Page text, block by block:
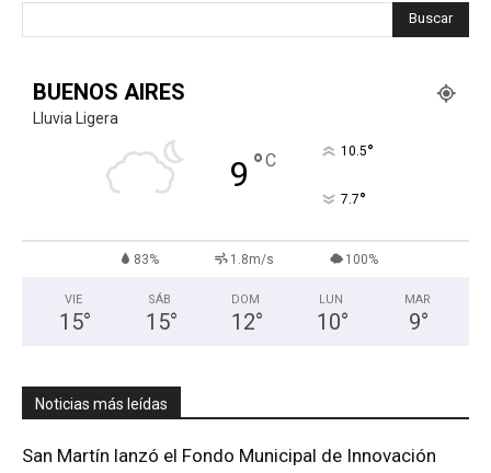
Buscar
BUENOS AIRES
Lluvia Ligera
9 °C 10.5°
7.7°
83% 1.8m/s 100%
VIE
15°
SÁB
15°
DOM
12°
LUN
10°
MAR
9°
Noticias más leídas
San Martín lanzó el Fondo Municipal de Innovación